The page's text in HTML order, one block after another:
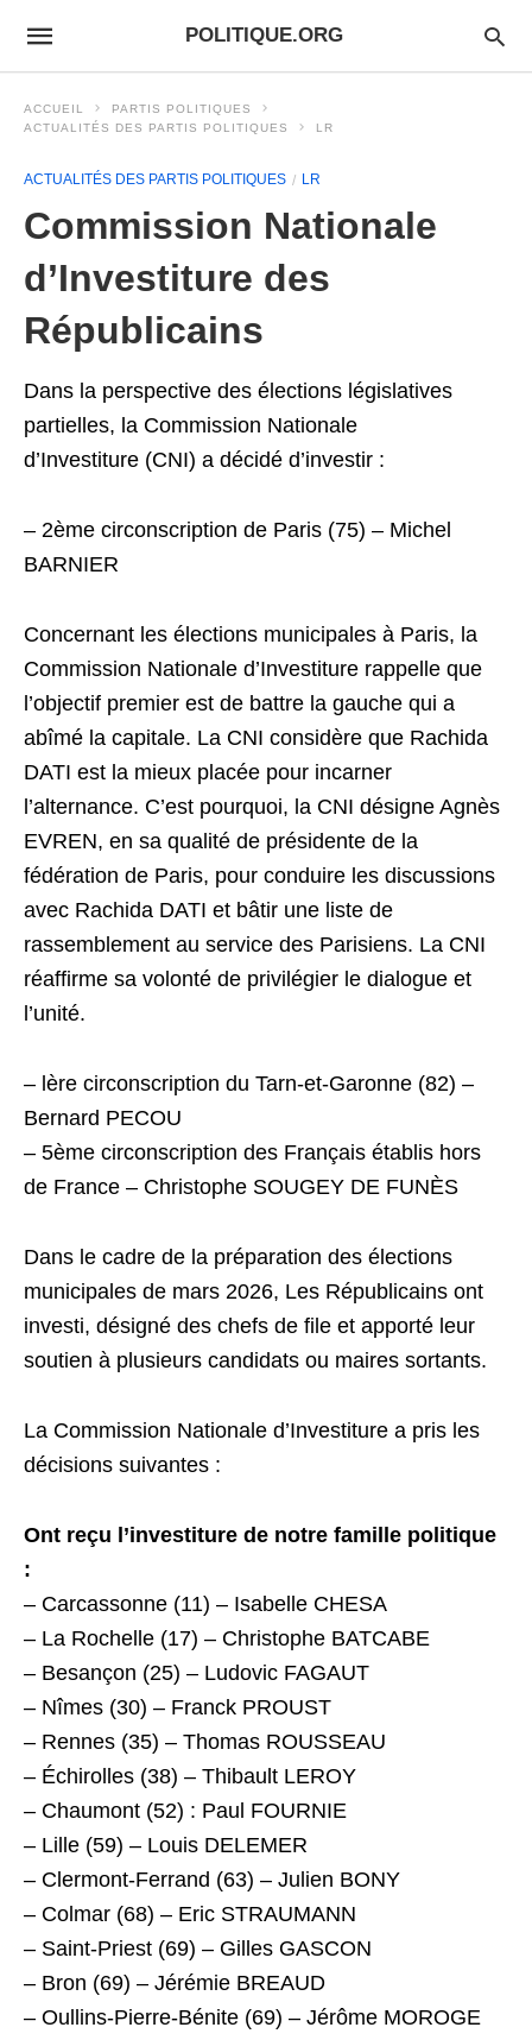
POLITIQUE.ORG
ACCUEIL
PARTIS POLITIQUES
ACTUALITÉS DES PARTIS POLITIQUES
LR
ACTUALITÉS DES PARTIS POLITIQUES LR
Commission Nationale
d’Investiture des
Républicains
Dans la perspective des élections législatives
partielles, la Commission Nationale
d’Investiture (CNI) a décidé d’investir :
– 2ème circonscription de Paris (75) – Michel
BARNIER
Concernant les élections municipales à Paris, la
Commission Nationale d’Investiture rappelle que
l’objectif premier est de battre la gauche qui a
abîmé la capitale. La CNI considère que Rachida
DATI est la mieux placée pour incarner
l’alternance. C’est pourquoi, la CNI désigne Agnès
EVREN, en sa qualité de présidente de la
fédération de Paris, pour conduire les discussions
avec Rachida DATI et bâtir une liste de
rassemblement au service des Parisiens. La CNI
réaffirme sa volonté de privilégier le dialogue et
l’unité.
– lère circonscription du Tarn-et-Garonne (82) –
Bernard PECOU
– 5ème circonscription des Français établis hors
de France – Christophe SOUGEY DE FUNÈS
Dans le cadre de la préparation des élections
municipales de mars 2026, Les Républicains ont
investi, désigné des chefs de file et apporté leur
soutien à plusieurs candidats ou maires sortants.
La Commission Nationale d’Investiture a pris les
décisions suivantes :
Ont reçu l’investiture de notre famille politique
:
– Carcassonne (11) – Isabelle CHESA
– La Rochelle (17) – Christophe BATCABE
– Besançon (25) – Ludovic FAGAUT
– Nîmes (30) – Franck PROUST
– Rennes (35) – Thomas ROUSSEAU
– Échirolles (38) – Thibault LEROY
– Chaumont (52) : Paul FOURNIE
– Lille (59) – Louis DELEMER
– Clermont-Ferrand (63) – Julien BONY
– Colmar (68) – Eric STRAUMANN
– Saint-Priest (69) – Gilles GASCON
– Bron (69) – Jérémie BREAUD
– Oullins-Pierre-Bénite (69) – Jérôme MOROGE